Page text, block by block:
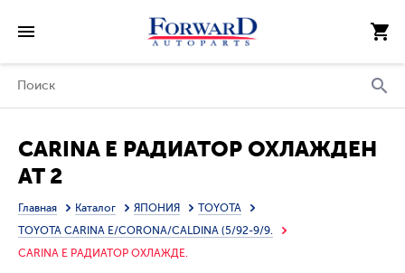
CARINA E РАДИАТОР ОХЛАЖДЕН
AT 2
Главная Каталог ЯПОНИЯ
TOYOTA
TOYOTA CARINA E/CORONA/CALDINA (5/92-9/9.
CARINA E РАДИАТОР ОХЛАЖДЕ.